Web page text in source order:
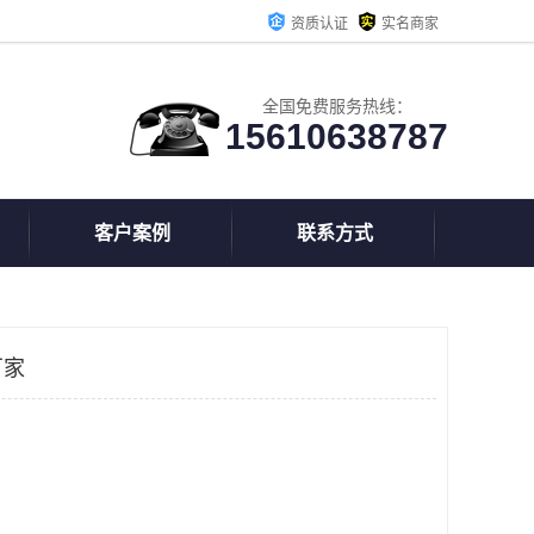
资质认证 实名商家
全国免费服务热线：
15610638787
客户案例 联系方式